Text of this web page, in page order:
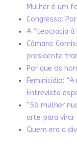
Mulher é um
Congresso:
A “teocracia à
Câmara:
presidente
Por que os
Feminicídio:
Entrevista
“Só mulher
arte para virar
Quem era a